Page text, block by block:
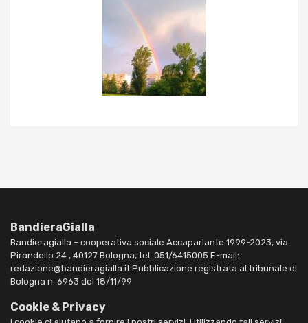
BandieraGialla
Bandieragialla – cooperativa sociale Accaparlante 1999-2023, via
Pirandello 24 , 40127 Bologna, tel. 051/6415005 E-mail:
redazione@bandieragialla.it Pubblicazione registrata al tribunale di
Bologna n. 6963 del 18/11/99
Cookie & Privacy